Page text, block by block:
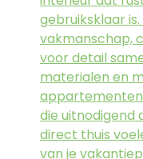
gebruiksklaar
vakmanschap,
voor detail
materialen en
die uitnodigend
direct thuis
van je